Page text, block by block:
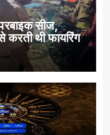
सीज,
करती थी फायरिंग